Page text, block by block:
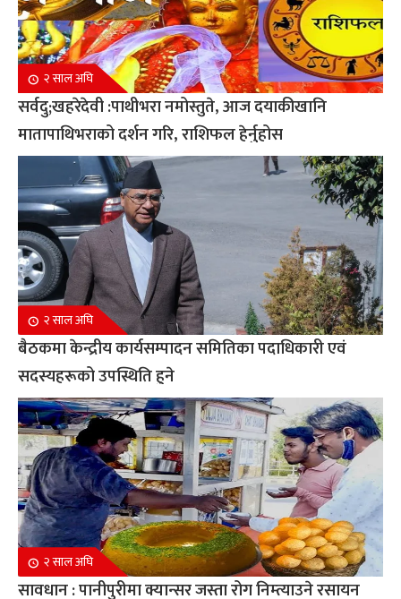
२ साल अघि
सर्वदु;खहरेदेवी :पाथीभरा नमोस्तुते, आज दयाकीखानि
मातापाथिभराको दर्शन गरि, राशिफल हेर्नुहोस
२ साल अघि
बैठकमा केन्द्रीय कार्यसम्पादन समितिका पदाधिकारी एवं
सदस्यहरूको उपस्थिति हुने
२ साल अघि
सावधान : पानीपुरीमा क्यान्सर जस्ता रोग निम्त्याउने रसायन